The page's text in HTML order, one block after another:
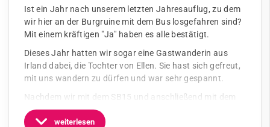
Ist ein Jahr nach unserem letzten Jahresauflug, zu dem
wir hier an der Burgruine mit dem Bus losgefahren sind?
Mit einem kräftigen "Ja" haben es alle bestätigt.
Dieses Jahr hatten wir sogar eine Gastwanderin aus
Irland dabei, die Tochter von Ellen. Sie hast sich gefreut,
mit uns wandern zu dürfen und war sehr gespannt.
Nachdem wir mit dem SB15 und anschließend mit dem
weiterlesen